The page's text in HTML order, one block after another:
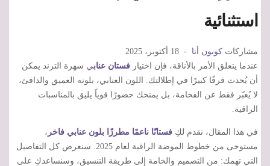
استثنائية
مشاركات كوبون أنا
18 أكتوبر، 2025
عندما يتعلق الأمر بالأناقة، فإن اختيار فستان عنابي سهرة الترند يمكن
أن يُحدث فرقًا كبيرًا في إطلالتك. اللون العنابي، بلونه العميق والدافئ،
لا يُعبّر فقط عن الفخامة، بل يمنحك حضورًا قوياً يليق بالمناسبات
الراقية.
في هذا المقال، نقدم لكِ فستانًا ناعمًا مطرزًا بلون عنابي فاخر ،
مستوحى من خطوط الموضة الراقية لعام 2025. سنعرض كل التفاصيل
التي تهمك: من التصميم والخامة إلى طريقة التنسيق، وسنساعدكِ على